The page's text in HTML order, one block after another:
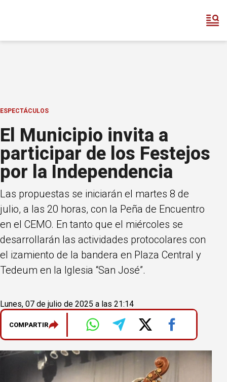
ESPECTÁCULOS
El Municipio invita a
participar de los Festejos
por la Independencia
Las propuestas se iniciarán el martes 8 de
julio, a las 20 horas, con la Peña de Encuentro
en el CEMO. En tanto que el miércoles se
desarrollarán las actividades protocolares con
el izamiento de la bandera en Plaza Central y
Tedeum en la Iglesia “San José”.
Lunes, 07 de julio de 2025 a las 21:14
COMPARTIR